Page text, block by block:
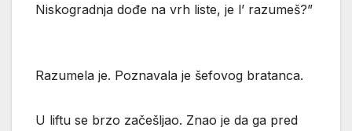
Niskogradnja dođe na vrh liste, je l’ razumeš?”
Razumela je. Poznavala je šefovog bratanca.
U liftu se brzo začešljao. Znao je da ga pred